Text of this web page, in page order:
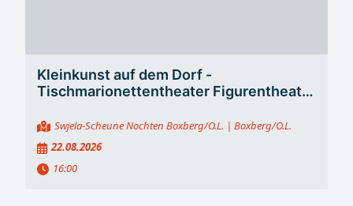
Kleinkunst auf dem Dorf -
Tischmarionettentheater Figurentheater
Swjela-Scheune Nochten Boxberg/O.L. | Boxberg/O.L.
22.08.2026
16:00